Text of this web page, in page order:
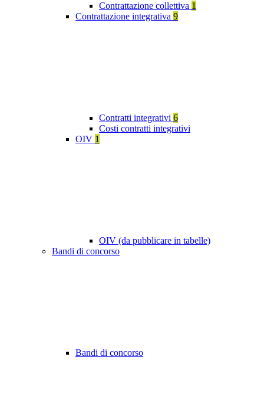
Contrattazione collettiva 1
Contrattazione integrativa 9
Contratti integrativi 6
Costi contratti integrativi
OIV 1
OIV (da pubblicare in tabelle)
Bandi di concorso
Bandi di concorso